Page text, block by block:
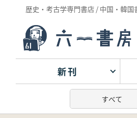
歴史・考古学専門書店 / 中国・韓
新刊